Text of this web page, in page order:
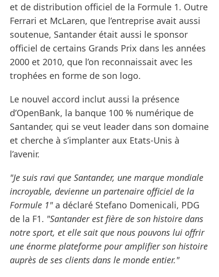
et de distribution officiel de la Formule 1. Outre
Ferrari et McLaren, que l’entreprise avait aussi
soutenue, Santander était aussi le sponsor
officiel de certains Grands Prix dans les années
2000 et 2010, que l’on reconnaissait avec les
trophées en forme de son logo.
Le nouvel accord inclut aussi la présence
d’OpenBank, la banque 100 % numérique de
Santander, qui se veut leader dans son domaine
et cherche à s’implanter aux Etats-Unis à
l’avenir.
"Je suis ravi que Santander, une marque mondiale
incroyable, devienne un partenaire officiel de la
Formule 1"a déclaré Stefano Domenicali, PDG
de la F1. "Santander est fière de son histoire dans
notre sport, et elle sait que nous pouvons lui offrir
une énorme plateforme pour amplifier son histoire
auprès de ses clients dans le monde entier."